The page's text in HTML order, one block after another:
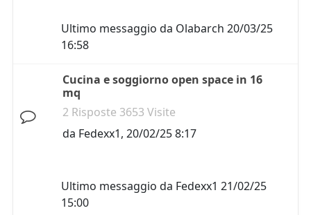
Ultimo messaggio da Olabarch 20/03/25
16:58
Cucina e soggiorno open space in 16
mq
2 Risposte 3653 Visite
da Fedexx1, 20/02/25 8:17
Ultimo messaggio da Fedexx1 21/02/25
15:00